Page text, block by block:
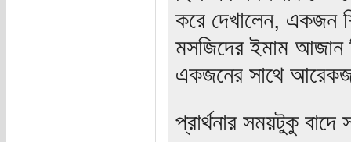
করে দেখালেন, একজন
মসজিদের ইমাম আজান
একজনের সাথে
প্রার্থনার সময়টুকু